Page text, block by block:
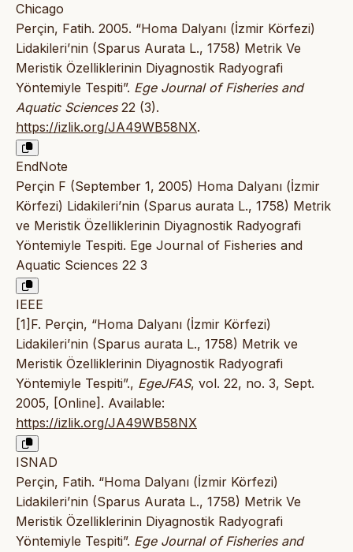
Chicago
Perçin, Fatih. 2005. “Homa Dalyanı (İzmir Körfezi)
Lidakileri’nin (Sparus Aurata L., 1758) Metrik Ve
Meristik Özelliklerinin Diyagnostik Radyografi
Yöntemiyle Tespiti”. Ege Journal of Fisheries and
Aquatic Sciences22 (3).
https://izlik.org/JA49WB58NX.
EndNote
Perçin F (September 1, 2005) Homa Dalyanı (İzmir
Körfezi) Lidakileri’nin (Sparus aurata L., 1758) Metrik
ve Meristik Özelliklerinin Diyagnostik Radyografi
Yöntemiyle Tespiti. Ege Journal of Fisheries and
Aquatic Sciences 22 3
IEEE
[1]F. Perçin, “Homa Dalyanı (İzmir Körfezi)
Lidakileri’nin (Sparus aurata L., 1758) Metrik ve
Meristik Özelliklerinin Diyagnostik Radyografi
Yöntemiyle Tespiti”., EgeJFAS, vol. 22, no. 3, Sept.
2005, [Online]. Available:
https://izlik.org/JA49WB58NX
ISNAD
Perçin, Fatih. “Homa Dalyanı (İzmir Körfezi)
Lidakileri’nin (Sparus Aurata L., 1758) Metrik Ve
Meristik Özelliklerinin Diyagnostik Radyografi
Yöntemiyle Tespiti”. Ege Journal of Fisheries and